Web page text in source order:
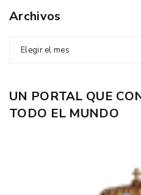
Archivos
Elegir el mes
UN PORTAL QUE
TODO EL MUNDO